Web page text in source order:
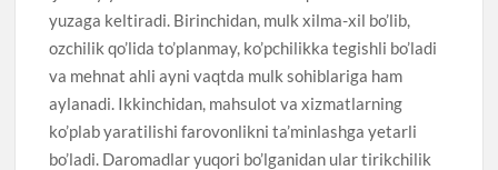
yuzaga keltiradi. Birinchidan, mulk xilma-xil bo’lib,
ozchilik qo’lida to’planmay, ko’pchilikka tegishli bo’ladi
va mehnat ahli ayni vaqtda mulk sohiblariga ham
aylanadi. Ikkinchidan, mahsulot va xizmatlarning
ko’plab yaratilishi farovonlikni ta’minlashga yetarli
bo’ladi. Daromadlar yuqori bo’lganidan ular tirikchilik